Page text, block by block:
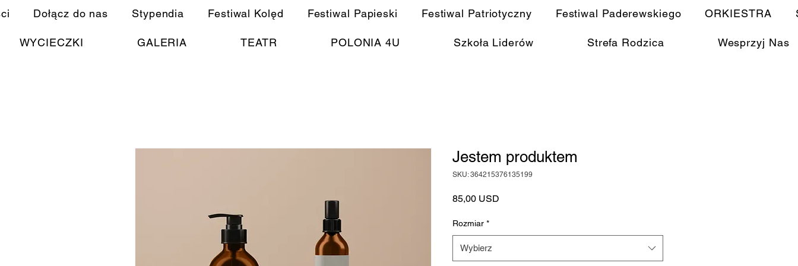
Dołącz do nas Stypendia Festiwal Kolęd Festiwal Papieski Festiwal Patriotyczny Festiwal Paderewskiego ORKIESTRA
WYCIECZKI GALERIA TEATR POLONIA 4U Szkoła Liderów Strefa Rodzica Wesprzyj Nas
Jestem produktem
SKU: 364215376135199
85,00 USD
Rozmiar *
Wybierz